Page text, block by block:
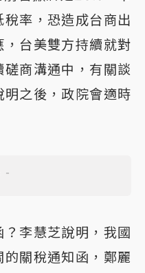
率，恐造成台商出
台美雙方持續就對
商溝通中，有關談
之後，政院會適時
李慧芝說明，我國
關稅通知函，鄭麗